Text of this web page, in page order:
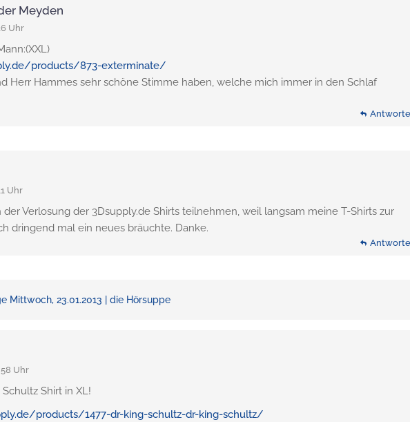
Meyden
Uhr
products/873-exterminate/
Herr Hammes sehr schöne Stimme haben, welche mich immer in den Schlaf
Uhr
Verlosung der 3Dsupply.de Shirts teilnehmen, weil langsam meine T-Shirts zur
dringend mal ein neues bräuchte. Danke.
Mittwoch, 23.01.2013 | die Hörsuppe
Uhr
Shirt in XL!
products/1477-dr-king-schultz-dr-king-schultz/